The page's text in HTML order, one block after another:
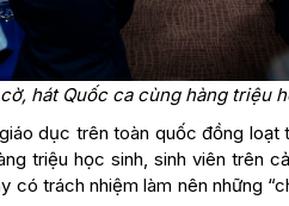
hát Quốc ca cùng hàng triệu
dục trên toàn quốc đồng
triệu học sinh, sinh viên trên
có trách nhiệm làm nên những